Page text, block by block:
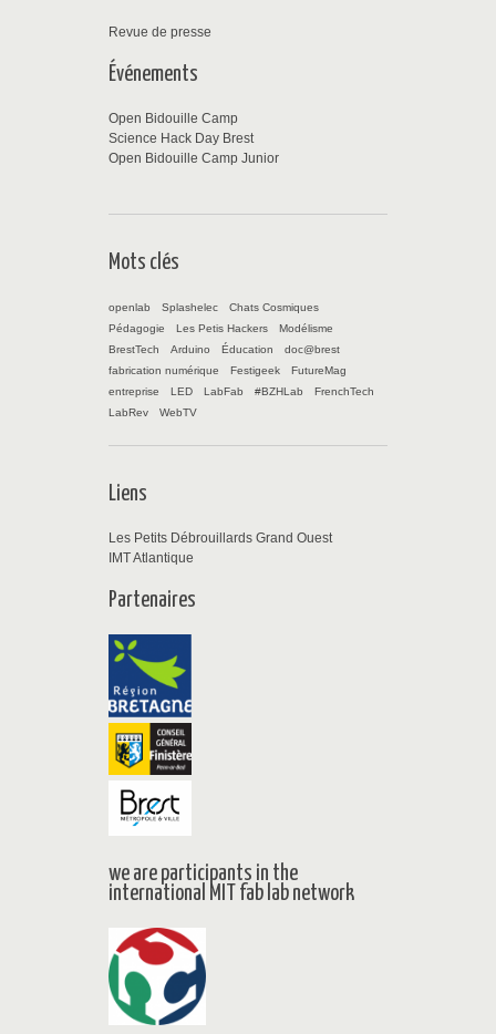
Revue de presse
Événements
Open Bidouille Camp
Science Hack Day Brest
Open Bidouille Camp Junior
Mots clés
openlab Splashelec
Chats Cosmiques
Pédagogie
Les Petis Hackers
Modélisme
BrestTech
Arduino Éducation
doc@brest
fabrication numérique
Festigeek
FutureMag
entreprise
LED LabFab #BZHLab
FrenchTech
LabRev
WebTV
Liens
Les Petits Débrouillards Grand Ouest
IMT Atlantique
Partenaires
we are participants in the
international MIT fab lab network